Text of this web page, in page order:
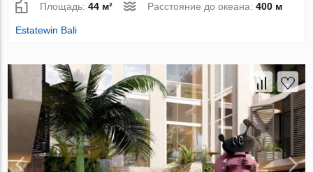
Площадь:44 м² Расстояние до океана:400 м
Estatewin Bali